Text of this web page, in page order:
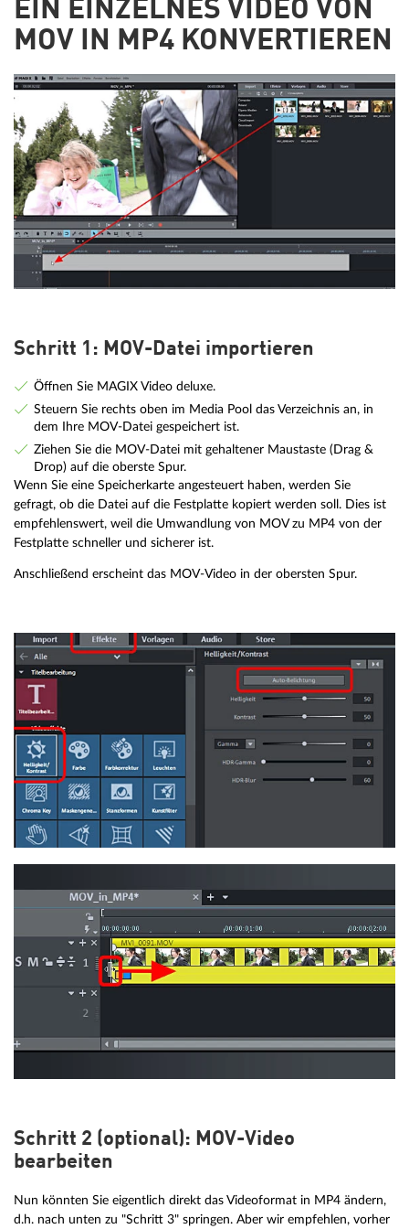
EIN EINZELNES VIDEO VON
MOV IN MP4 KONVERTIEREN
Schritt 1: MOV-Datei importieren
Öffnen Sie MAGIX Video deluxe.
Steuern Sie rechts oben im Media Pool das Verzeichnis an, in
dem Ihre MOV-Datei gespeichert ist.
Ziehen Sie die MOV-Datei mit gehaltener Maustaste (Drag &
Drop) auf die oberste Spur.
Wenn Sie eine Speicherkarte angesteuert haben, werden Sie
gefragt, ob die Datei auf die Festplatte kopiert werden soll. Dies ist
empfehlenswert, weil die Umwandlung von MOV zu MP4 von der
Festplatte schneller und sicherer ist.
Anschließend erscheint das MOV-Video in der obersten Spur.
Schritt 2 (optional): MOV-Video
bearbeiten
Nun könnten Sie eigentlich direkt das Videoformat in MP4 ändern,
d.h. nach unten zu "Schritt 3" springen. Aber wir empfehlen, vorher